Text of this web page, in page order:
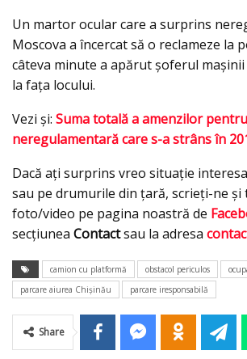
Un martor ocular care a surprins
Moscova a încercat să o reclameze la
câteva minute a apărut şoferul maşinii
la faţa locului.
Vezi şi: Suma totală a amenzilor
neregulamentară care s-a strâns în
Dacă aţi surprins vreo situaţie
sau pe drumurile din ţară, scrieţi-ne
foto/video pe pagina noastră de
secţiunea Contactsau la adresa
camion cu platformă obstacol periculos
parcare aiurea Chişinău
parcare iresponsabilă
Share